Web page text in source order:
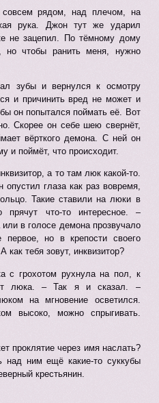
совсем рядом, над плечом, на
рука. Джон тут же ударил
не зацепил. По тёмному дому
но чтобы ранить меня, нужно
зубы и вернулся к осмотру
и причинить вред не может и
он попытался поймать её. Вот
Скорее он себе шею свернёт,
вёрткого демона. С ней он
и поймёт, что происходит.
а то там люк какой-то.
глаза как раз вовремя,
Такие ставили на люки в
что-то интересное. –
в голосе демона прозвучало
первое, но в крепости своего
тебя зовут, инквизитор?
с грохотом рухнула на пол, к
люка. – Так я и сказал. –
на мгновение осветился.
высоко, можно спрыгивать.
проклятие через имя наслать?
ним ещё какие-то суккубы
крестьянин.